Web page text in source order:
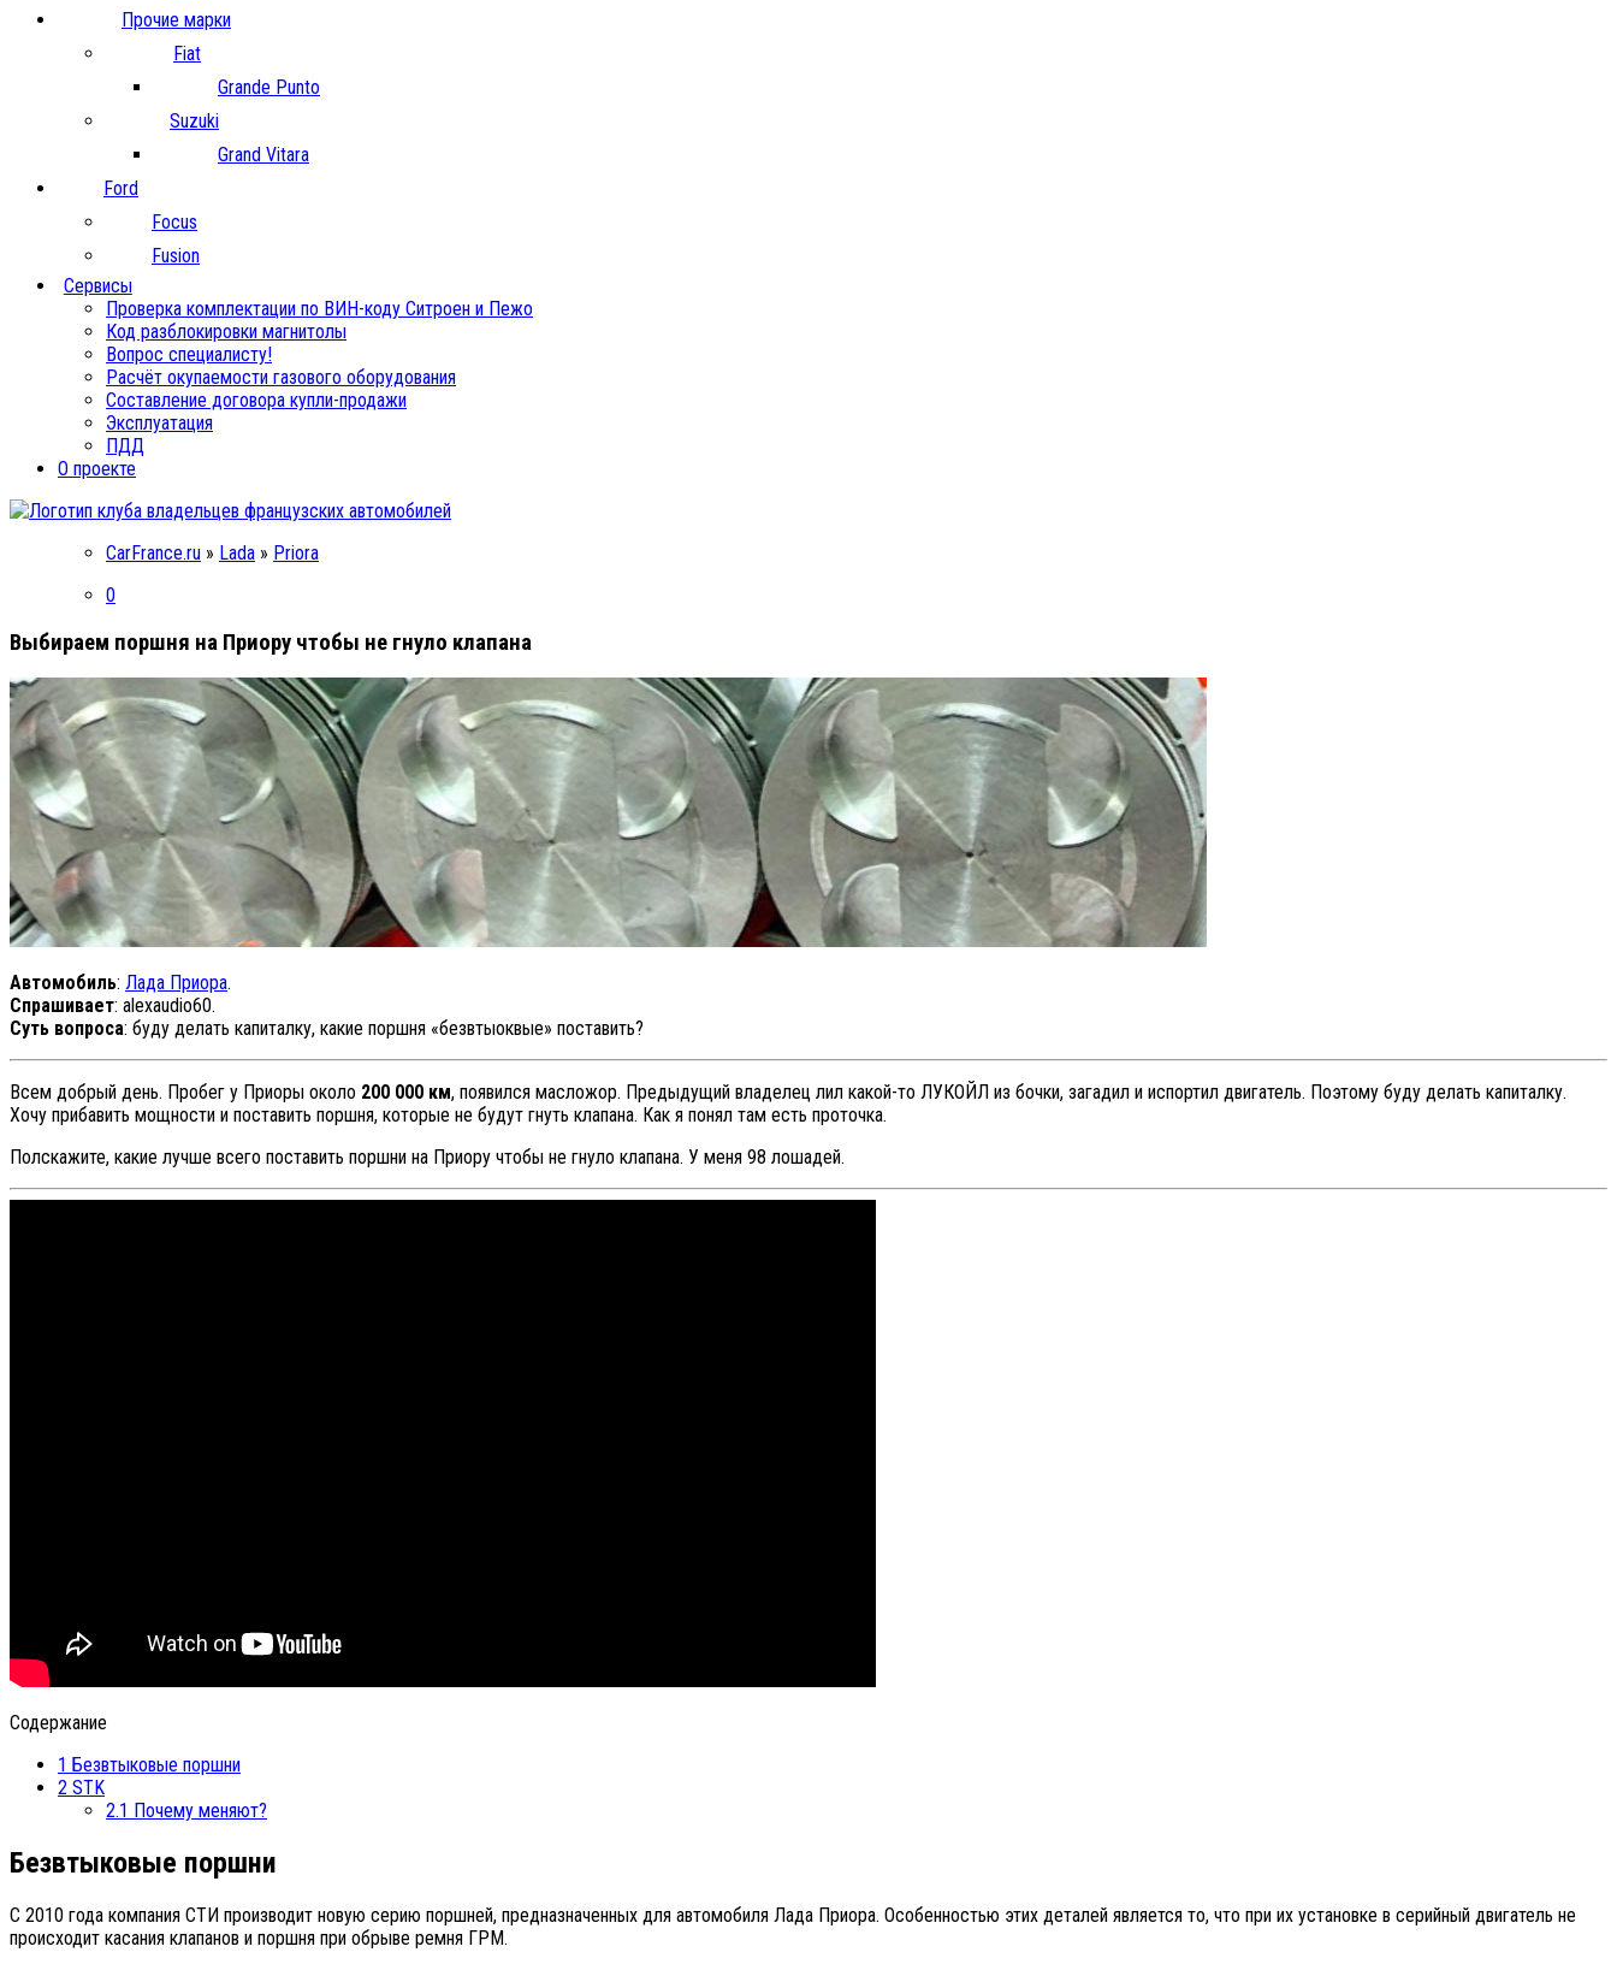
Прочие марки
Fiat
Grande Punto
Suzuki
Grand Vitara
Ford
Focus
Fusion
Сервисы
Проверка комплектации по ВИН-коду Ситроен и Пежо
Код разблокировки магнитолы
Вопрос специалисту!
Расчёт окупаемости газового оборудования
Составление договора купли-продажи
Эксплуатация
ПДД
О проекте
CarFrance.ru » Lada » Priora
0
Выбираем поршня на Приору чтобы не гнуло клапана
Автомобиль: Лада Приора.
Спрашивает: alexaudio60.
Суть вопроса: буду делать капиталку, какие поршня «безвтыоквые» поставить?
Всем добрый день. Пробег у Приоры около 200 000 км, появился масложор. Предыдущий владелец лил какой-то ЛУКОЙЛ из бочки, загадил и испортил двигатель. Поэтому буду делать капиталку.
Хочу прибавить мощности и поставить поршня, которые не будут гнуть клапана. Как я понял там есть проточка.
Полскажите, какие лучше всего поставить поршни на Приору чтобы не гнуло клапана. У меня 98 лошадей.
Содержание
1 Безвтыковые поршни
2 STK
2.1 Почему меняют?
Безвтыковые поршни
С 2010 года компания СТИ производит новую серию поршней, предназначенных для автомобиля Лада Приора. Особенностью этих деталей является то, что при их установке в серийный двигатель не
происходит касания клапанов и поршня при обрыве ремня ГРМ.